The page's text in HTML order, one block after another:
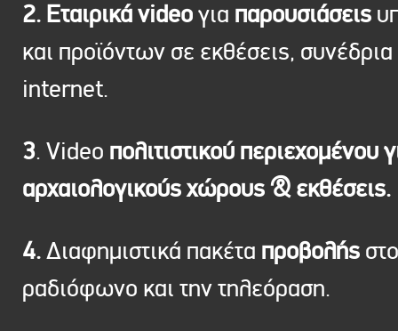
2. Εταιρικά videoγια παρουσιάσεις
και προϊόντων σε εκθέσεις, συνέδρια
internet.
3. Video πολιτιστικού περιεχομένου
αρχαιολογικούς χώρους & εκθέσεις.
4.Διαφημιστικά πακέτα προβολής στο
ραδιόφωνο και την τηλεόραση.